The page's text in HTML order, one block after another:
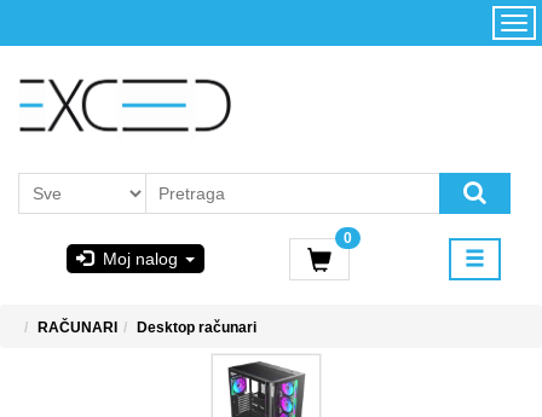
Moj nalog
0
Početna
korišćenja i
RAČUNARI Desktop računari